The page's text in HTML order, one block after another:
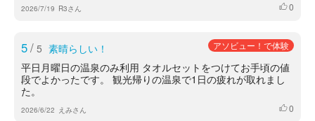
2026/7/19 R3さん いいね
0
5/ 5 素晴らしい！ アソビュー！で体験
平日月曜日の温泉のみ利用 タオルセットをつけてお手頃の値
段でよかったです。 観光帰りの温泉で1日の疲れが取れまし
た。
2026/6/22 えみさん いいね
0